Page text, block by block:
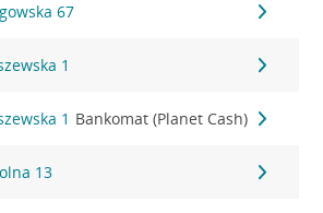
67
1
1 Bankomat (Planet Cash)
13